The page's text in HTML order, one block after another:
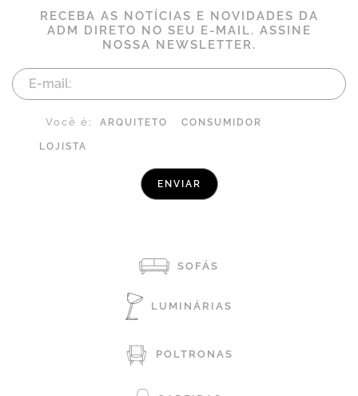
RECEBA AS NOTÍCIAS E NOVIDADES DA
ADM DIRETO NO SEU E-MAIL. ASSINE
NOSSA NEWSLETTER.
Você é: ARQUITETO CONSUMIDOR
LOJISTA
SOFÁS
LUMINÁRIAS
POLTRONAS